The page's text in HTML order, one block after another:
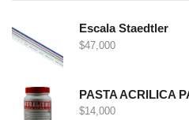
Escala Staedtler
$47,000
$14,000